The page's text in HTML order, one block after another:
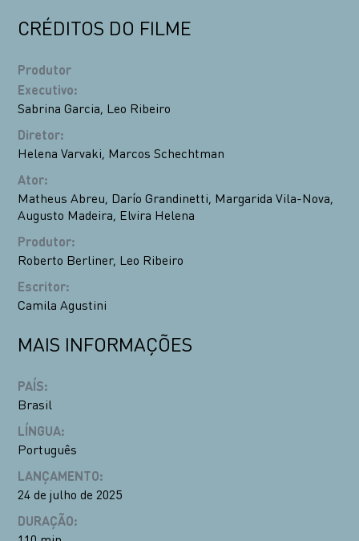
CRÉDITOS DO FILME
Produtor
Executivo:
Sabrina Garcia, Leo Ribeiro
Diretor:
Helena Varvaki, Marcos Schechtman
Ator:
Matheus Abreu, Darío Grandinetti, Margarida Vila-Nova,
Augusto Madeira, Elvira Helena
Produtor:
Roberto Berliner, Leo Ribeiro
Escritor:
Camila Agustini
MAIS INFORMAÇÕES
PAÍS:
Brasil
LÍNGUA:
Português
LANÇAMENTO:
24 de julho de 2025
DURAÇÃO: